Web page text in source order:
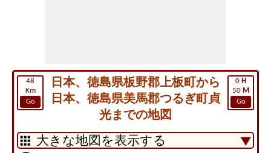
48
Km
Go
0 H
50 M
Go
日本、徳島県板野郡上板町から
日本、徳島県美馬郡つるぎ町貞
光までの地図